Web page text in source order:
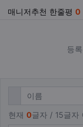
매니저추천 한줄평 0
등
댓글쓰기
필수
현재 0글자 / 15글자